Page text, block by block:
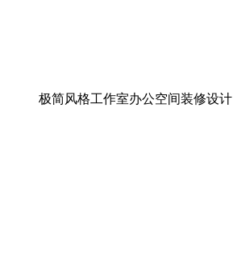
极简风格工作室办公空间装修设计